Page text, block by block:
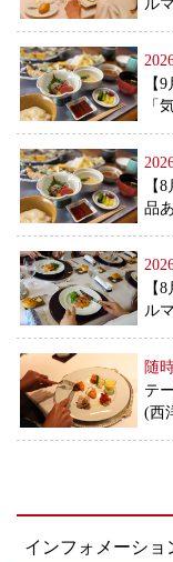
ル
【
「
【
品
【
ル
随
テ
(西
インフォメーショ